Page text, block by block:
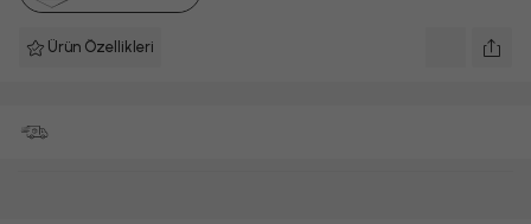
Ürün Özellikleri